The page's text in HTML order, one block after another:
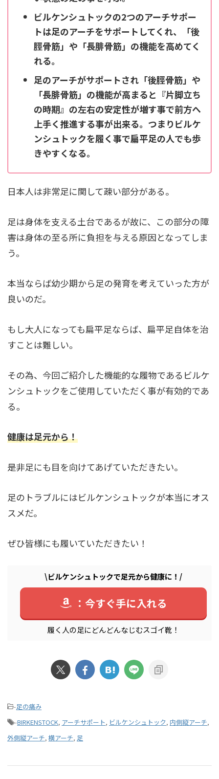
ビルケンシュトックの2つのアーチサポー
トは足のアーチをサポートしてくれ、「後
脛骨筋」や「長腓骨筋」の機能を高めてく
れる。
足のアーチがサポートされ「後脛骨筋」や
「長腓骨筋」の機能が高まると『片脚立ち
の時期』の左右の安定性が増す事で前方へ
上手く推進する事が出来る。つまりビルケ
ンシュトックを履く事で扁平足の人でも歩
きやすくなる。
日本人は非常足に関して疎い部分がある。
足は身体を支える土台であるが故に、この部分の障
害は身体の至る所に負担を与える原因となってしま
う。
本当ならば幼少期から足の発育を考えていった方が
良いのだ。
もし大人になっても扁平足ならば、扁平足自体を治
すことは難しい。
その為、今回ご紹介した機能的な履物であるビルケ
ンシュトックをご使用していただく事が有効的であ
る。
健康は足元から！
是非足にも目を向けてあげていただきたい。
足のトラブルにはビルケンシュトックが本当にオス
スメだ。
ぜひ皆様にも履いていただきたい！
\ビルケンシュトックで足元から健康に！/
：今すぐ手に入れる
履く人の足にどんどんなじむスゴイ靴！
-足の痛み
-BIRKENSTOCK, アーチサポート, ビルケンシュトック, 内側縦アーチ,
外側縦アーチ, 横アーチ, 足